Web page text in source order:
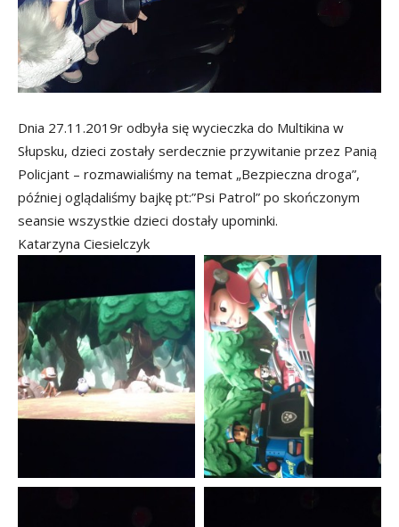
Dnia 27.11.2019r odbyła się wycieczka do Multikina w
Słupsku, dzieci zostały serdecznie przywitanie przez Panią
Policjant – rozmawialiśmy na temat „Bezpieczna droga”,
później oglądaliśmy bajkę pt:”Psi Patrol” po skończonym
seansie wszystkie dzieci dostały upominki.
Katarzyna Ciesielczyk